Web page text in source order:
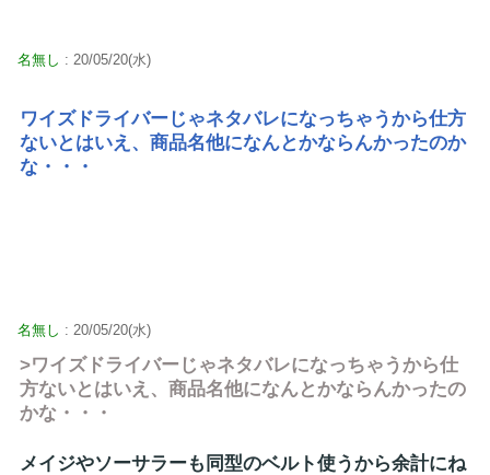
名無し : 20/05/20(水)
ワイズドライバーじゃネタバレになっちゃうから仕方
ないとはいえ、商品名他になんとかならんかったのか
な・・・
名無し : 20/05/20(水)
>ワイズドライバーじゃネタバレになっちゃうから仕
方ないとはいえ、商品名他になんとかならんかったの
かな・・・
メイジやソーサラーも同型のベルト使うから余計にね